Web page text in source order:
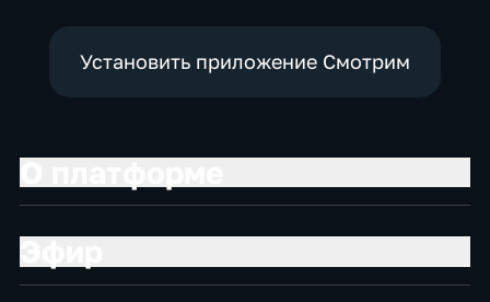
Установить приложение Смотрим